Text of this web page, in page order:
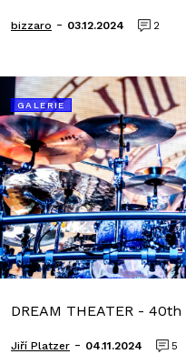
bizzaro - 03.12.2024 2
GALERIE
DREAM THEATER -
Jiří Platzer - 04.11.2024 5